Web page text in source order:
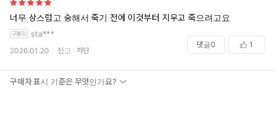
너무 상스럽고 숭해서 죽기 전에 이것부터 지우고 죽으려고요
sta***
2026.01.20 신고 차단
댓글0 1
구매자 표시 기준은 무엇인가요?